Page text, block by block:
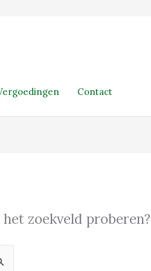
Contact
zoekveld proberen?